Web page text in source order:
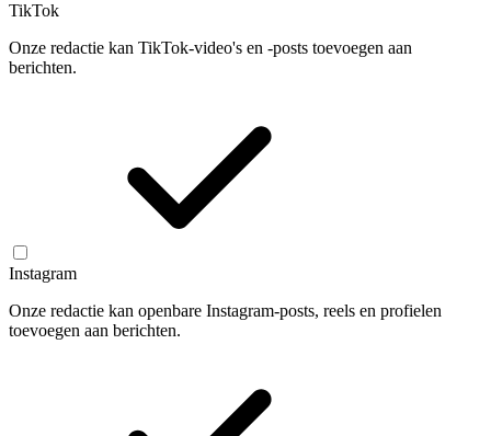
TikTok
Onze redactie kan TikTok-video's en -posts toevoegen aan
berichten.
Instagram
Onze redactie kan openbare Instagram-posts, reels en profielen
toevoegen aan berichten.